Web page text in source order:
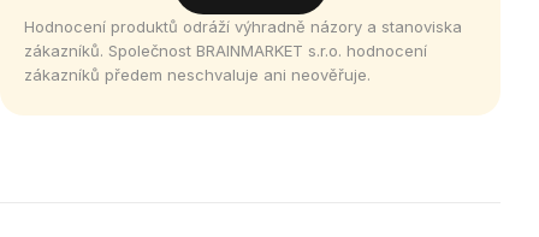
Hodnocení produktů odráží výhradně názory a stanoviska
zákazníků. Společnost BRAINMARKET s.r.o. hodnocení
zákazníků předem neschvaluje ani neověřuje.